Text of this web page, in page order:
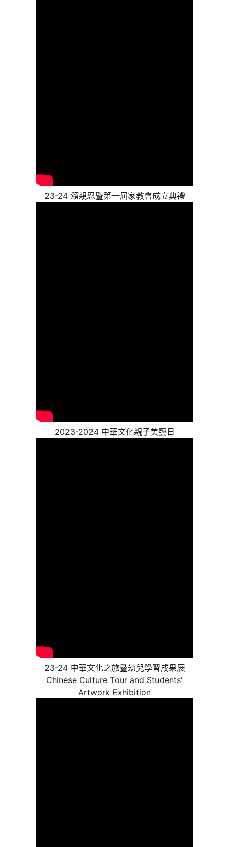
23-24 頌親恩暨第一屆家教會成立典禮
2023-2024 中華文化親子美藝日
23-24 中華文化之旅暨幼兒學習成果展
Chinese Culture Tour and Students'
Artwork Exhibition